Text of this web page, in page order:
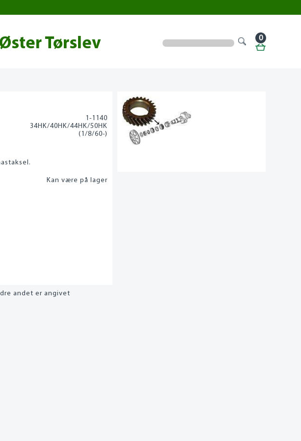
Tørslev 0
1-1140
34HK/40HK/44HK/50HK
(1/8/60-)
Kan være på lager
andet er angivet